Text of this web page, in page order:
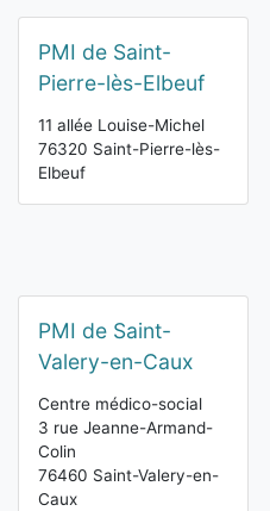
PMI de Saint-
Pierre-lès-Elbeuf
11 allée Louise-Michel
76320 Saint-Pierre-lès-
Elbeuf
PMI de Saint-
Valery-en-Caux
Centre médico-social
3 rue Jeanne-Armand-
Colin
76460 Saint-Valery-en-
Caux